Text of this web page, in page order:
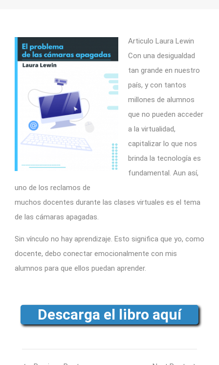
Articulo Laura Lewin
Con una desigualdad
tan grande en nuestro
país, y con tantos
millones de alumnos
que no pueden acceder
a la virtualidad,
capitalizar lo que nos
brinda la tecnología es
fundamental. Aun así,
uno de los reclamos de
muchos docentes durante las clases virtuales es el tema
de las cámaras apagadas.
Sin vínculo no hay aprendizaje. Esto significa que yo, como
docente, debo conectar emocionalmente con mis
alumnos para que ellos puedan aprender.
Descarga el libro aquí